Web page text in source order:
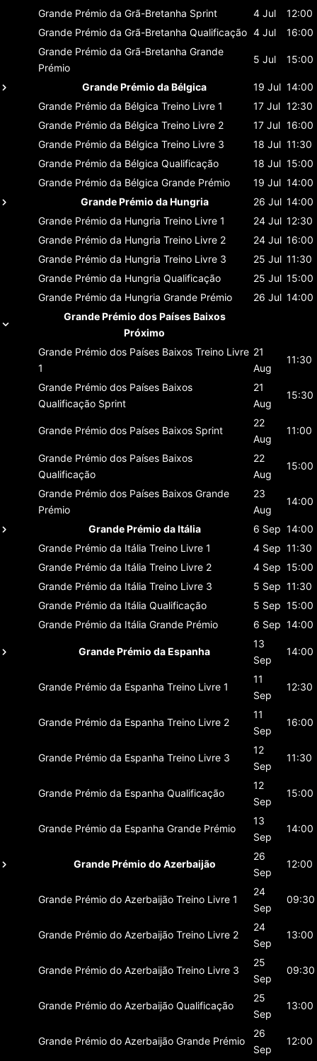
Grande Prémio da Grã-Bretanha Sprint 4 Jul
12:00
Grande Prémio da Grã-Bretanha Qualificação 4 Jul
16:00
Grande Prémio da Grã-Bretanha Grande
Prémio
5 Jul 15:00
Grande Prémio da Bélgica 19 Jul 14:00
Grande Prémio da Bélgica Treino Livre 1 17 Jul 12:30
Grande Prémio da Bélgica Treino Livre 2 17 Jul 16:00
Grande Prémio da Bélgica Treino Livre 3 18 Jul 11:30
Grande Prémio da Bélgica Qualificação 18 Jul 15:00
Grande Prémio da Bélgica Grande Prémio 19 Jul 14:00
Grande Prémio da Hungria
26 Jul 14:00
Grande Prémio da Hungria Treino Livre 1 24 Jul 12:30
Grande Prémio da Hungria Treino Livre 2 24 Jul 16:00
Grande Prémio da Hungria Treino Livre 3 25 Jul 11:30
Grande Prémio da Hungria Qualificação 25 Jul 15:00
Grande Prémio da Hungria Grande Prémio 26 Jul 14:00
Grande Prémio dos Países Baixos
Próximo
Grande Prémio dos Países Baixos Treino Livre
1
21
Aug
11:30
Grande Prémio dos Países Baixos
Qualificação Sprint
21
Aug
15:30
Grande Prémio dos Países Baixos Sprint
22
Aug
11:00
Grande Prémio dos Países Baixos
Qualificação
22
Aug
15:00
Grande Prémio dos Países Baixos Grande
Prémio
23
Aug
14:00
Grande Prémio da Itália 6 Sep 14:00
Grande Prémio da Itália Treino Livre 1 4 Sep 11:30
Grande Prémio da Itália Treino Livre 2 4 Sep 15:00
Grande Prémio da Itália Treino Livre 3 5 Sep 11:30
Grande Prémio da Itália Qualificação 5 Sep 15:00
Grande Prémio da Itália Grande Prémio 6 Sep 14:00
Grande Prémio da Espanha
13
Sep
14:00
Grande Prémio da Espanha Treino Livre 1
11
Sep
12:30
Grande Prémio da Espanha Treino Livre 2
11
Sep
16:00
Grande Prémio da Espanha Treino Livre 3
12
Sep
11:30
Grande Prémio da Espanha Qualificação
12
Sep
15:00
Grande Prémio da Espanha Grande Prémio
13
Sep
14:00
Grande Prémio do Azerbaijão
26
Sep
12:00
Grande Prémio do Azerbaijão Treino Livre 1
24
Sep
09:30
Grande Prémio do Azerbaijão Treino Livre 2
24
Sep
13:00
Grande Prémio do Azerbaijão Treino Livre 3
25
Sep
09:30
Grande Prémio do Azerbaijão Qualificação
25
Sep
13:00
Grande Prémio do Azerbaijão Grande Prémio
26
Sep
12:00